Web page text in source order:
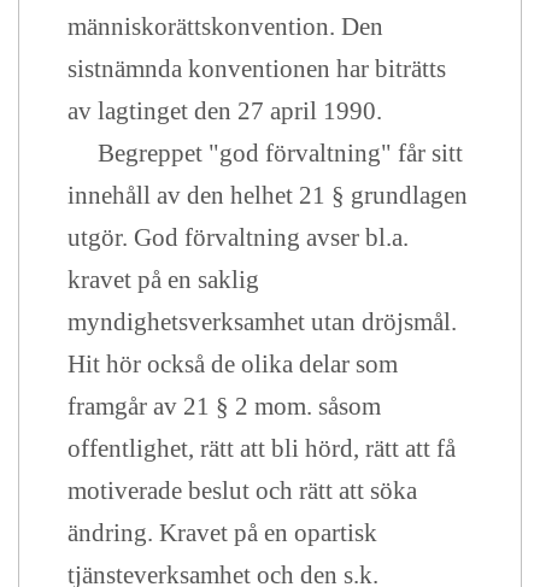
människorättskonvention. Den
sistnämnda konventionen har biträtts
av lagtinget den 27 april 1990.
Begreppet "god förvaltning" får sitt
innehåll av den helhet 21 § grundlagen
utgör. God förvaltning avser bl.a.
kravet på en saklig
myndighetsverksamhet utan dröjsmål.
Hit hör också de olika delar som
framgår av 21 § 2 mom. såsom
offentlighet, rätt att bli hörd, rätt att få
motiverade beslut och rätt att söka
ändring. Kravet på en opartisk
tjänsteverksamhet och den s.k.